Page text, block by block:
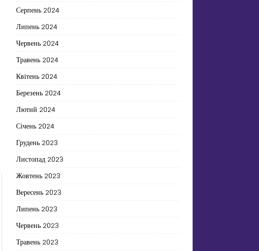
Серпень 2024
Липень 2024
Червень 2024
Травень 2024
Квітень 2024
Березень 2024
Лютий 2024
Січень 2024
Грудень 2023
Листопад 2023
Жовтень 2023
Вересень 2023
Липень 2023
Червень 2023
Травень 2023